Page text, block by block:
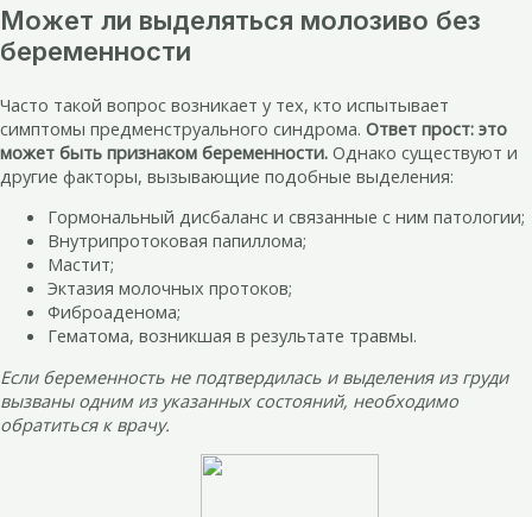
Может ли выделяться молозиво без
беременности
Часто такой вопрос возникает у тех, кто испытывает
симптомы предменструального синдрома. Ответ прост: это
может быть признаком беременности. Однако существуют и
другие факторы, вызывающие подобные выделения:
Гормональный дисбаланс и связанные с ним патологии;
Внутрипротоковая папиллома;
Мастит;
Эктазия молочных протоков;
Фиброаденома;
Гематома, возникшая в результате травмы.
Если беременность не подтвердилась и выделения из груди
вызваны одним из указанных состояний, необходимо
обратиться к врачу.